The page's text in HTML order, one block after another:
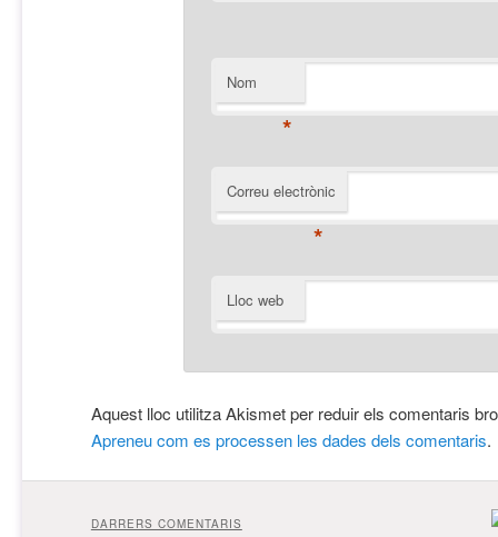
Nom
*
Correu electrònic
*
Lloc web
Aquest lloc utilitza Akismet per reduir els comentaris
Apreneu com es processen les dades dels comentaris.
DARRERS COMENTARIS